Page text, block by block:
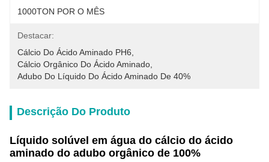
1000TON POR O MÊS
Destacar:
Cálcio Do Ácido Aminado PH6
Cálcio Orgânico Do Ácido Aminado
Adubo Do Líquido Do Ácido Aminado De 40%
Descrição Do Produto
Líquido solúvel em água do cálcio do ácido
aminado do adubo orgânico de 100%